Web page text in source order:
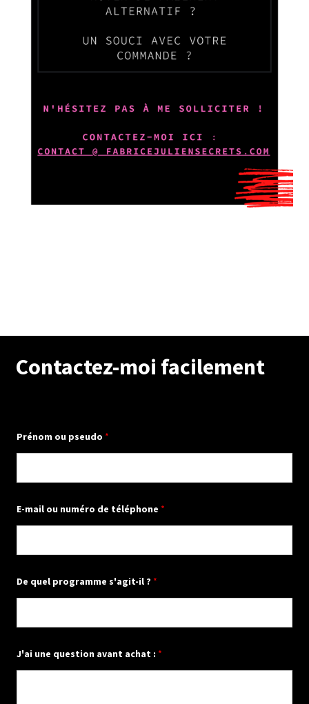
Contactez-moi facilement
Prénom ou pseudo *
E-mail ou numéro de téléphone *
De quel programme s'agit-il ? *
J'ai une question avant achat : *